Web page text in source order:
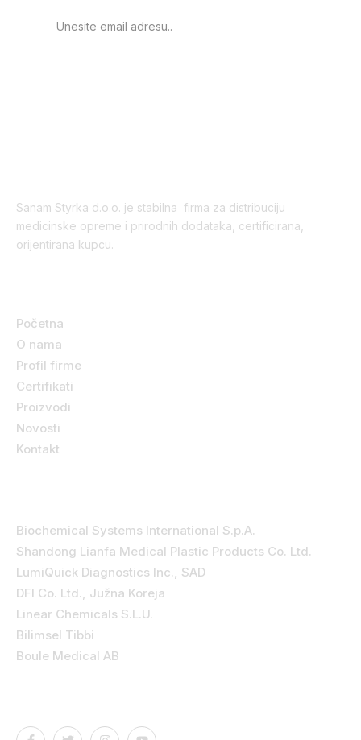
Sanam Styrka d.o.o. je stabilna firma za distribuciju
medicinske opreme i prirodnih dodataka, certificirana,
orijentirana kupcu.
Početna
O nama
Profil firme
Certifikati
Proizvodi
Novosti
Kontakt
Biochemical Systems International S.p.A.
Shandong Lianfa Medical Plastic Products Co. Ltd.
LumiQuick Diagnostics Inc., SAD
DFI Co. Ltd., Južna Koreja
Linear Chemicals S.L.U.
Bilimsel Tibbi
Boule Medical AB